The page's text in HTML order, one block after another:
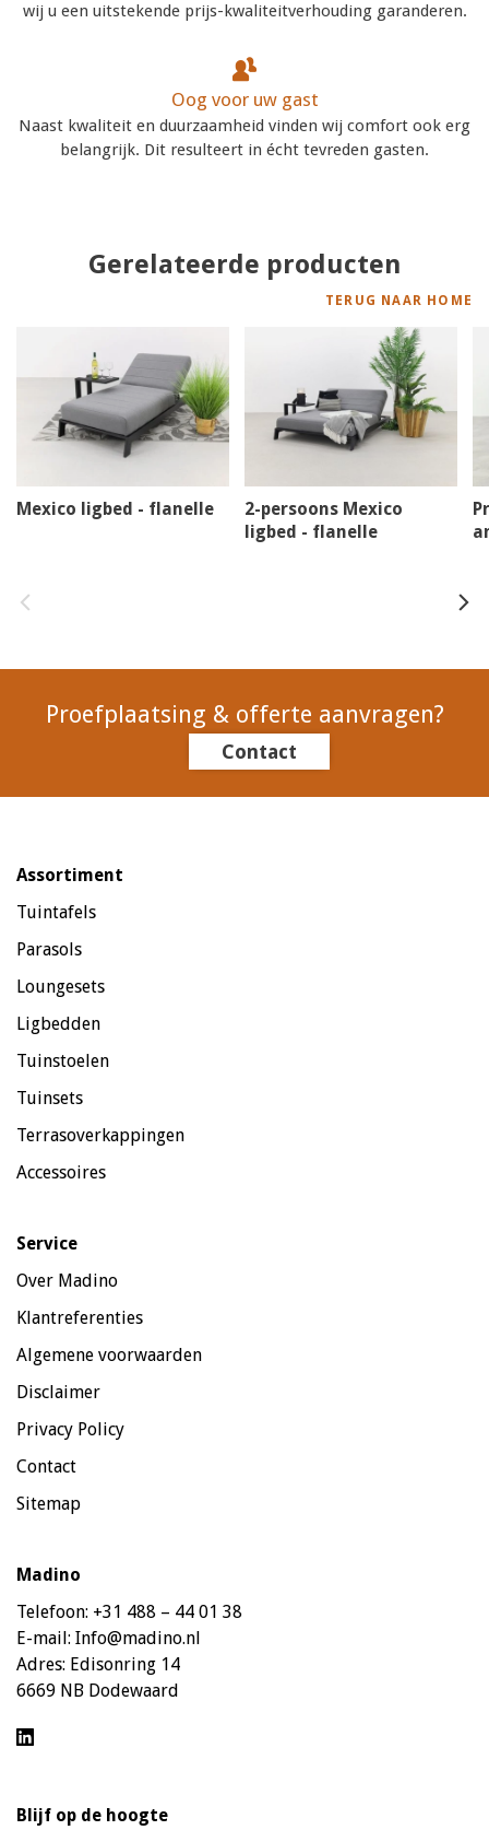
wij u een uitstekende prijs-kwaliteitverhouding garanderen.
Oog voor uw gast
Naast kwaliteit en duurzaamheid vinden wij comfort ook erg
belangrijk. Dit resulteert in écht tevreden gasten.
Gerelateerde producten
TERUG NAAR HOME
Mexico ligbed - flanelle
2-persoons Mexico
ligbed - flanelle
Proefplaatsing & offerte aanvragen?
Contact
Assortiment
Tuintafels
Parasols
Loungesets
Ligbedden
Tuinstoelen
Tuinsets
Terrasoverkappingen
Accessoires
Service
Over Madino
Klantreferenties
Algemene voorwaarden
Disclaimer
Privacy Policy
Contact
Sitemap
Madino
Telefoon: +31 488 – 44 01 38
E-mail: Info@madino.nl
Adres: Edisonring 14
6669 NB Dodewaard
Blijf op de hoogte